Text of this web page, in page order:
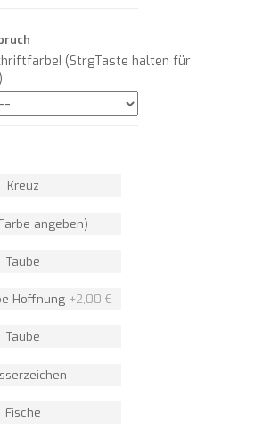
(StrgTaste halten für
Kreuz
angeben)
Taube
Hoffnung +2,00 €
Taube
Fische